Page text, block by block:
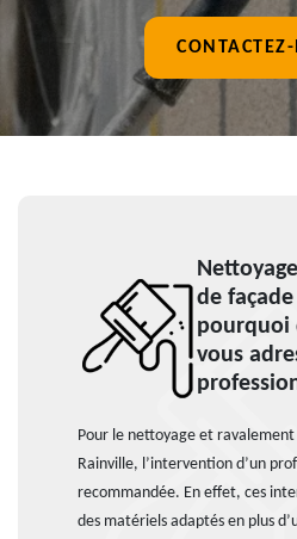
de
pourquoi
vous
Pour le nettoyage et ravalement
Rainville, l’intervention d’un
recommandée. En effet, ces
des matériels adaptés en plus